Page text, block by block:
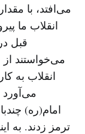
می‌افتد، با
انقلاب‌ ما
قبل
می‌خواستند از
انقلاب به
می‌آورد
امام(ره)
ترمز زدند. به